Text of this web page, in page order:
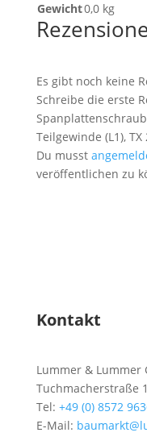
Gewicht0,0 kg
Es gibt noch keine
Schreibe die erste
Teilgewinde (L1), TX
Du musst
veröffentlichen zu
Kontakt
Lummer & Lummer
Tuchmacherstraße
Tel: +49 (0) 8572
E-Mail: